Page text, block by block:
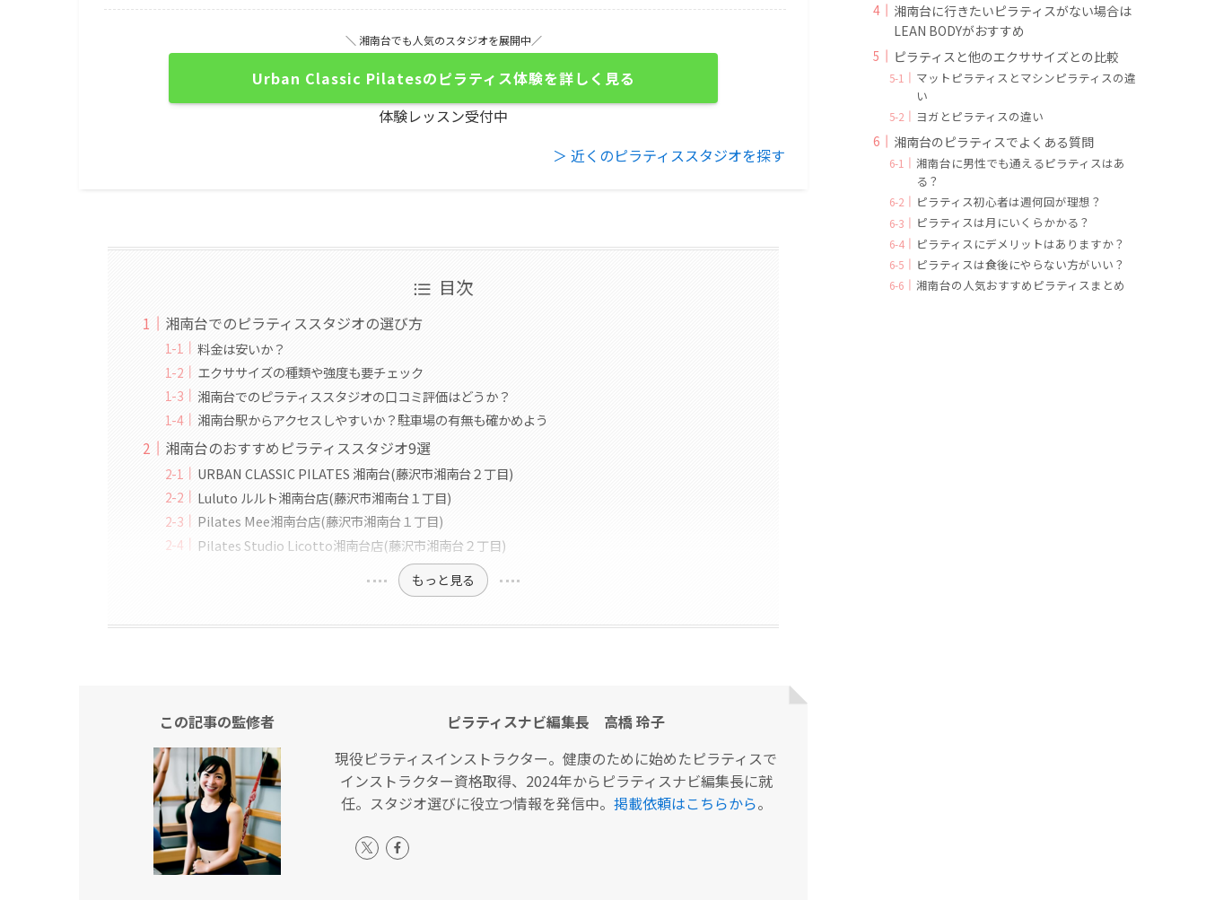
＼ 湘南台でも人気のスタジオを展開中／
Urban Classic Pilatesのピラティス体験を詳しく見る
体験レッスン受付中
＞ 近くのピラティススタジオを探す
目次
湘南台でのピラティススタジオの選び方
料金は安いか？
エクササイズの種類や強度も要チェック
湘南台でのピラティススタジオの口コミ評価はどうか？
湘南台駅からアクセスしやすいか？駐車場の有無も確かめよう
湘南台のおすすめピラティススタジオ9選
URBAN CLASSIC PILATES 湘南台(藤沢市湘南台２丁目)
Luluto ルルト湘南台店(藤沢市湘南台１丁目)
Pilates Mee湘南台店(藤沢市湘南台１丁目)
Pilates Studio Licotto湘南台店(藤沢市湘南台２丁目)
もっと見る
この記事の監修者
ピラティスナビ編集長 高橋 玲子
現役ピラティスインストラクター。健康のために始めたピラティスで
インストラクター資格取得、2024年からピラティスナビ編集長に就
任。スタジオ選びに役立つ情報を発信中。 掲載依頼はこちらから。
湘南台に行きたいピラティスがない場合は
LEAN BODYがおすすめ
ピラティスと他のエクササイズとの比較
マットピラティスとマシンピラティスの違
い
ヨガとピラティスの違い
湘南台のピラティスでよくある質問
湘南台に男性でも通えるピラティスはあ
る？
ピラティス初心者は週何回が理想？
ピラティスは月にいくらかかる？
ピラティスにデメリットはありますか？
ピラティスは食後にやらない方がいい？
湘南台の人気おすすめピラティスまとめ